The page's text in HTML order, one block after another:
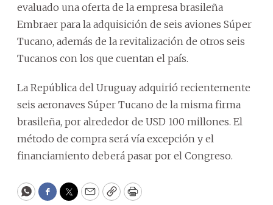
evaluado una oferta de la empresa brasileña
Embraer para la adquisición de seis aviones Súper
Tucano, además de la revitalización de otros seis
Tucanos con los que cuentan el país.
La República del Uruguay adquirió recientemente
seis aeronaves Súper Tucano de la misma firma
brasileña, por alrededor de USD 100 millones. El
método de compra será vía excepción y el
financiamiento deberá pasar por el Congreso.
WhatsApp
Facebook
Twitter
EmailCopyPrint